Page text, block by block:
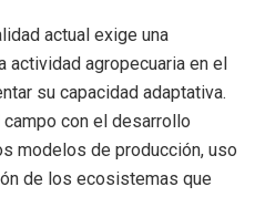
actual exige una
actividad agropecuaria en el
su capacidad adaptativa.
con el desarrollo
modelos de producción, uso
de los ecosistemas que